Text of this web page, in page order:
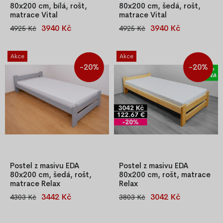
80x200 cm, bílá, rošt,
matrace Vital
Kvalitní jednolůžková postel z
mm, lakována na bílo, s
laťkovým roštem. Snadná
montáž, stabilní konstrukce.
Součástí je také PUR matrace
T-25 se snímatelným potahem
– i
4925 Kč 3940 Kč
80x200 cm, šedá, rošt,
matrace Vital
Kvalitní jednolůžková postel z
mm, lakována na šedou barvu,
s laťkovým roštem. Snadná
montáž, stabilní konstrukce.
Součástí je také PUR matrace
T-25 se snímatelným potahem
– i
4925 Kč 3940 Kč
Akce
-20%
Postel z masivu EDA
80x200 cm, šedá, rošt,
matrace Relax
Kvalitní jednolůžková postel z
4303 Kč 3442 Kč
Akce
-20%
Postel z masivu EDA
80x200 cm, rošt, matrace
Relax
Jednolůžková postel z masivní
3803 Kč 3042 Kč